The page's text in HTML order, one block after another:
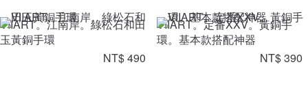
VIIART。江南岸。綠松石和田
玉黃銅手環
NT$ 490
VIIART。定番XXV。黃銅手
環。基本款搭配神器
NT$ 390